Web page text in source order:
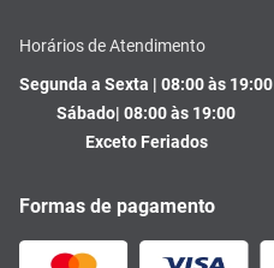
Horários de Atendimento
Segunda a Sexta | 08:00 às 19:00
Sábado| 08:00 às 19:00
Exceto Feriados
Formas de pagamento